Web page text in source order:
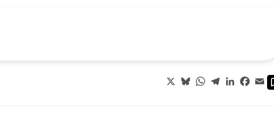
X BlueskyWhatsApp
TelegramLinkedIn